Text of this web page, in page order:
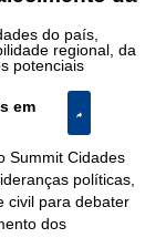
do país,
regional, da
potenciais
em
Summit Cidades
políticas,
civil para debater
dos